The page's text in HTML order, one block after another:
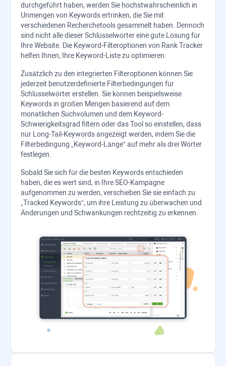
durchgeführt haben, werden Sie höchstwahrscheinlich in
Unmengen von Keywords ertrinken, die Sie mit
verschiedenen Recherchetools gesammelt haben. Dennoch
sind nicht alle dieser Schlüsselwörter eine gute Lösung für
Ihre Website. Die Keyword-Filteroptionen von Rank Tracker
helfen Ihnen, Ihre Keyword-Liste zu optimieren.
Zusätzlich zu den integrierten Filteroptionen können Sie
jederzeit benutzerdefinierte Filterbedingungen für
Schlüsselwörter erstellen. Sie können beispielsweise
Keywords in großen Mengen basierend auf dem
monatlichen Suchvolumen und dem Keyword-
Schwierigkeitsgrad filtern oder das Tool so einstellen, dass
nur Long-Tail-Keywords angezeigt werden, indem Sie die
Filterbedingung „Keyword-Länge“ auf mehr als drei Wörter
festlegen.
Sobald Sie sich für die besten Keywords entschieden
haben, die es wert sind, in Ihre SEO-Kampagne
aufgenommen zu werden, verschieben Sie sie einfach zu
„Tracked Keywords“, um ihre Leistung zu überwachen und
Änderungen und Schwankungen rechtzeitig zu erkennen.